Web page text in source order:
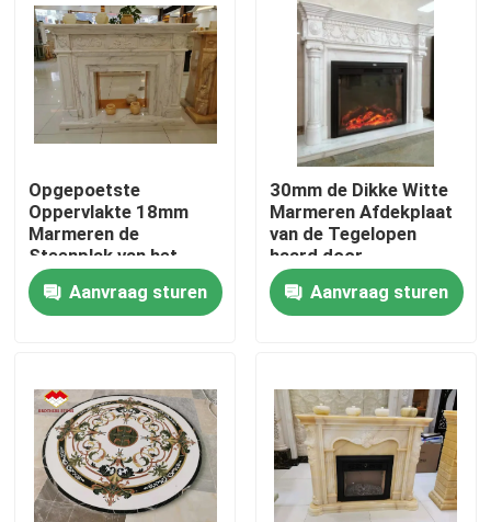
Over ons
Fabriekstocht
Neem contact met ons op
Nieuws
Vraag een offerte
De Plakken van de granietsteen
Opgepoetste
Oppervlakte 18mm
Marmeren de
Steenplak van het
Dikteonyx
Aanvraag sturen
30mm de Dikke Witte
Marmeren Afdekplaat
van de Tegelopen
haard door
Randinspiraties
Aanvraag sturen